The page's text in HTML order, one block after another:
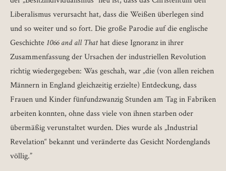
Liberalismus verursacht hat, dass die Weißen überlegen sind
und so weiter und so fort. Die große Parodie auf die englische
Geschichte 1066 and all Thathat diese Ignoranz in ihrer
Zusammenfassung der Ursachen der industriellen Revolution
richtig wiedergegeben: Was geschah, war „die (von allen reichen
Männern in England gleichzeitig erzielte) Entdeckung, dass
Frauen und Kinder fünfundzwanzig Stunden am Tag in Fabriken
arbeiten konnten, ohne dass viele von ihnen starben oder
übermäßig verunstaltet wurden. Dies wurde als „Industrial
Revelation“ bekannt und veränderte das Gesicht Nordenglands
völlig.”